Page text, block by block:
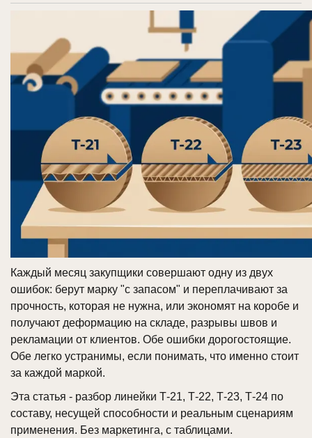
Каждый месяц закупщики совершают одну из двух
ошибок: берут марку "с запасом" и переплачивают за
прочность, которая не нужна, или экономят на коробе и
получают деформацию на складе, разрывы швов и
рекламации от клиентов. Обе ошибки дорогостоящие.
Обе легко устранимы, если понимать, что именно стоит
за каждой маркой.
Эта статья - разбор линейки Т-21, Т-22, Т-23, Т-24 по
составу, несущей способности и реальным сценариям
применения. Без маркетинга, с таблицами.